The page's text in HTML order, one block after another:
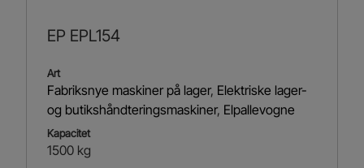
EP EPL154
Art
Fabriksnye maskiner på lager, Elektriske lager-
og butikshåndteringsmaskiner, Elpallevogne
Kapacitet
1500 kg